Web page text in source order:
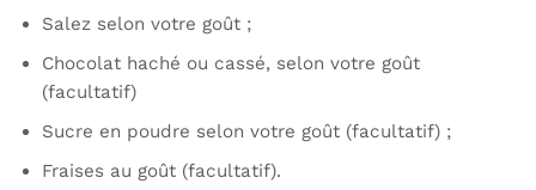
Salez selon votre goût ;
Chocolat haché ou cassé, selon votre goût
(facultatif)
Sucre en poudre selon votre goût (facultatif) ;
Fraises au goût (facultatif).